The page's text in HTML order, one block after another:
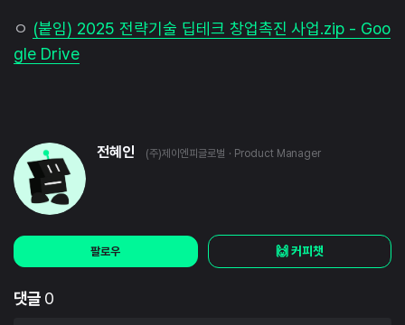
ㅇ (붙임) 2025 전략기술 딥테크 창업촉진 사업.zip - Goo
gle Drive
전혜인 (주)제이엔피글로벌 · Product Manager
팔로우 🙌 커피챗
댓글 0